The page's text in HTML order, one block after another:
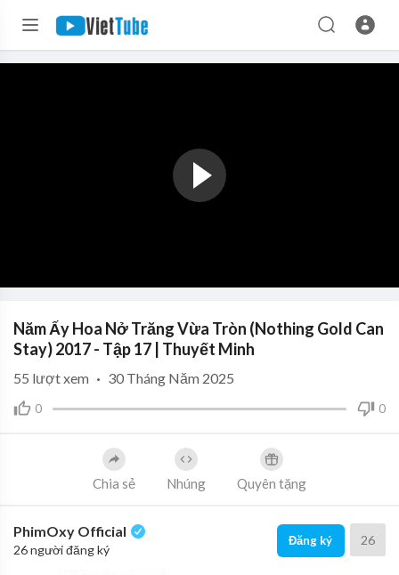
Năm Ấy Hoa Nở Trăng Vừa Tròn (Nothing Gold Can
Stay) 2017 - Tập 17 | Thuyết Minh
0 0
55 lượt xem · 30 Tháng Năm 2025
Chia sẻ Nhúng Quyên tặng
PhimOxy Official
26 người đăng ký
Đăng ký 26